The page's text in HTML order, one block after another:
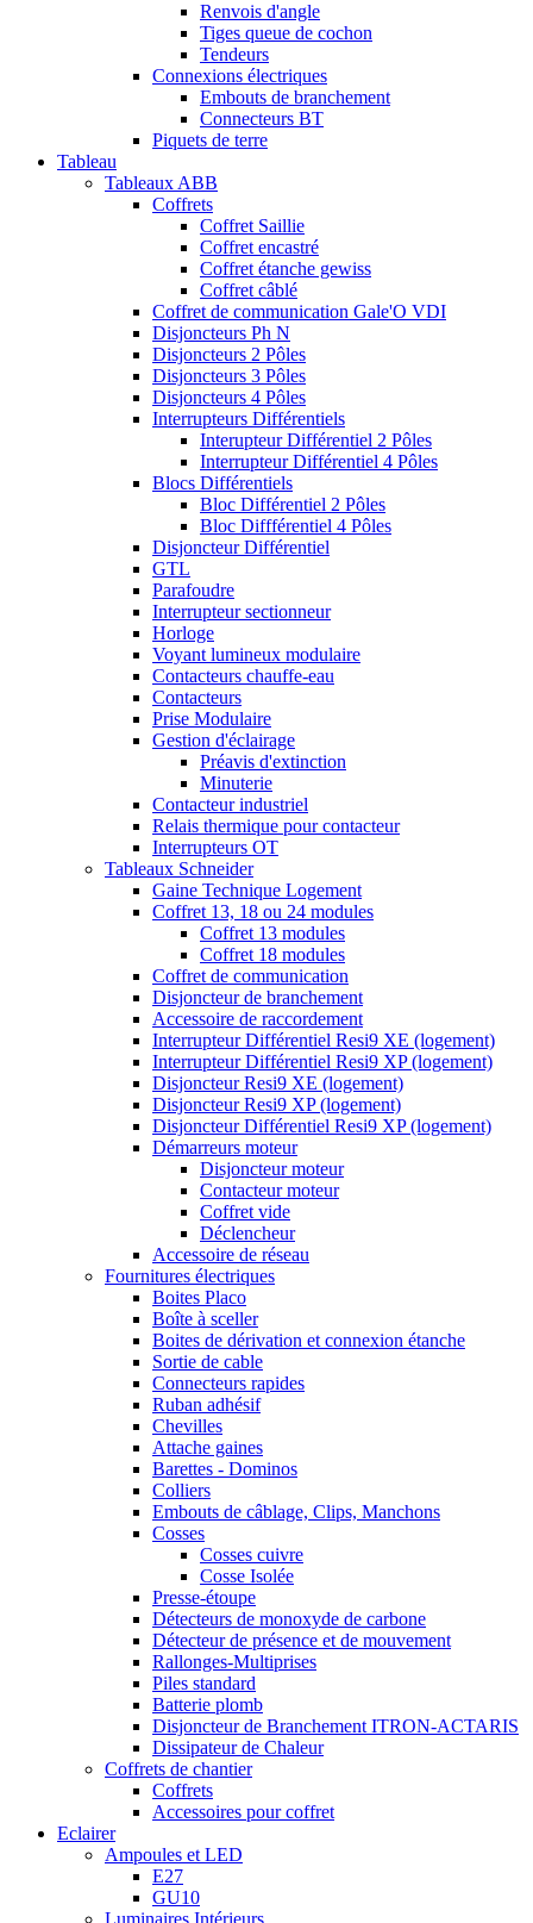
Renvois d'angle
Tiges queue de cochon
Tendeurs
Connexions électriques
Embouts de branchement
Connecteurs BT
Piquets de terre
Tableau
Tableaux ABB
Coffrets
Coffret Saillie
Coffret encastré
Coffret étanche gewiss
Coffret câblé
Coffret de communication Gale'O VDI
Disjoncteurs Ph N
Disjoncteurs 2 Pôles
Disjoncteurs 3 Pôles
Disjoncteurs 4 Pôles
Interrupteurs Différentiels
Interupteur Différentiel 2 Pôles
Interrupteur Différentiel 4 Pôles
Blocs Différentiels
Bloc Différentiel 2 Pôles
Bloc Diffférentiel 4 Pôles
Disjoncteur Différentiel
GTL
Parafoudre
Interrupteur sectionneur
Horloge
Voyant lumineux modulaire
Contacteurs chauffe-eau
Contacteurs
Prise Modulaire
Gestion d'éclairage
Préavis d'extinction
Minuterie
Contacteur industriel
Relais thermique pour contacteur
Interrupteurs OT
Tableaux Schneider
Gaine Technique Logement
Coffret 13, 18 ou 24 modules
Coffret 13 modules
Coffret 18 modules
Coffret de communication
Disjoncteur de branchement
Accessoire de raccordement
Interrupteur Différentiel Resi9 XE (logement)
Interrupteur Différentiel Resi9 XP (logement)
Disjoncteur Resi9 XE (logement)
Disjoncteur Resi9 XP (logement)
Disjoncteur Différentiel Resi9 XP (logement)
Démarreurs moteur
Disjoncteur moteur
Contacteur moteur
Coffret vide
Déclencheur
Accessoire de réseau
Fournitures électriques
Boites Placo
Boîte à sceller
Boites de dérivation et connexion étanche
Sortie de cable
Connecteurs rapides
Ruban adhésif
Chevilles
Attache gaines
Barettes - Dominos
Colliers
Embouts de câblage, Clips, Manchons
Cosses
Cosses cuivre
Cosse Isolée
Presse-étoupe
Détecteurs de monoxyde de carbone
Détecteur de présence et de mouvement
Rallonges-Multiprises
Piles standard
Batterie plomb
Disjoncteur de Branchement ITRON-ACTARIS
Dissipateur de Chaleur
Coffrets de chantier
Coffrets
Accessoires pour coffret
Eclairer
Ampoules et LED
E27
GU10